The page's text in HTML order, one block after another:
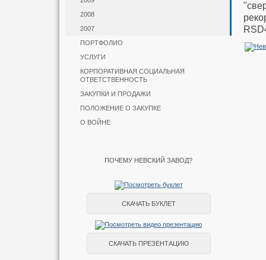
2008
2007
ПОРТФОЛИО
УСЛУГИ
КОРПОРАТИВНАЯ СОЦИАЛЬНАЯ
ОТВЕТСТВЕННОСТЬ
ЗАКУПКИ И ПРОДАЖИ
ПОЛОЖЕНИЕ О ЗАКУПКЕ
О ВОЙНЕ
ПОЧЕМУ НЕВСКИЙ ЗАВОД?
СКАЧАТЬ БУКЛЕТ
СКАЧАТЬ ПРЕЗЕНТАЦИЮ